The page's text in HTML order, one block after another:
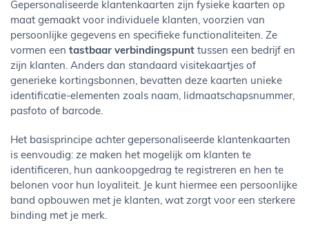
Gepersonaliseerde klantenkaarten zijn fysieke kaarten op
maat gemaakt voor individuele klanten, voorzien van
persoonlijke gegevens en specifieke functionaliteiten. Ze
vormen een tastbaar verbindingspunt tussen een bedrijf en
zijn klanten. Anders dan standaard visitekaartjes of
generieke kortingsbonnen, bevatten deze kaarten unieke
identificatie-elementen zoals naam, lidmaatschapsnummer,
pasfoto of barcode.
Het basisprincipe achter gepersonaliseerde klantenkaarten
is eenvoudig: ze maken het mogelijk om klanten te
identificeren, hun aankoopgedrag te registreren en hen te
belonen voor hun loyaliteit. Je kunt hiermee een persoonlijke
band opbouwen met je klanten, wat zorgt voor een sterkere
binding met je merk.